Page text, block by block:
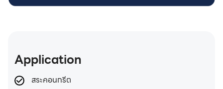
Application
สระคอนกรีต